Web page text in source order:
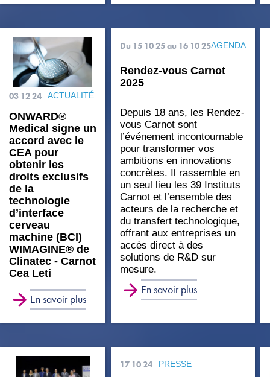
03 12 24 ACTUALITÉ
ONWARD®
Medical signe un
accord avec le
CEA pour
obtenir les
droits exclusifs
de la
technologie
d’interface
cerveau
machine (BCI)
WIMAGINE® de
Clinatec - Carnot
Cea Leti
En savoir plus
Du 15 10 25au 16 10 25AGENDA
Rendez-vous Carnot
2025
Depuis 18 ans, les Rendez-
vous Carnot sont
l’événement incontournable
pour transformer vos
ambitions en innovations
concrètes. Il rassemble en
un seul lieu les 39 Instituts
Carnot et l’ensemble des
acteurs de la recherche et
du transfert technologique,
offrant aux entreprises un
accès direct à des
solutions de R&D sur
mesure.
En savoir plus
17 10 24 PRESSE